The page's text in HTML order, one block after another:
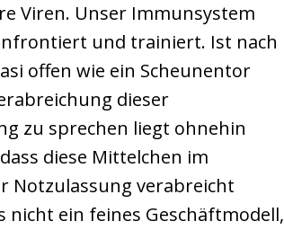
Viren. Unser Immunsystem
und trainiert. Ist nach
offen wie ein Scheunentor
dieser
zu sprechen liegt ohnehin
diese Mittelchen im
Notzulassung verabreicht
ein feines Geschäftmodell,